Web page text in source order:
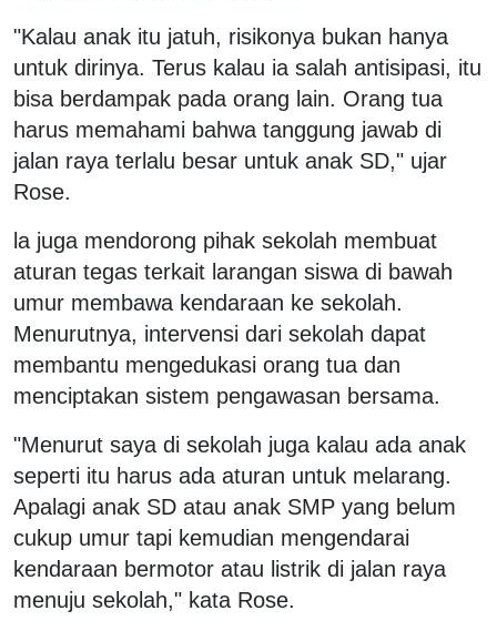
"Kalau anak itu jatuh, risikonya bukan hanya
untuk dirinya. Terus kalau ia salah antisipasi, itu
bisa berdampak pada orang lain. Orang tua
harus memahami bahwa tanggung jawab di
jalan raya terlalu besar untuk anak SD," ujar
Rose.
la juga mendorong pihak sekolah membuat
aturan tegas terkait larangan siswa di bawah
umur membawa kendaraan ke sekolah.
Menurutnya, intervensi dari sekolah dapat
membantu mengedukasi orang tua dan
menciptakan sistem pengawasan bersama.
"Menurut saya di sekolah juga kalau ada anak
seperti itu harus ada aturan untuk melarang.
Apalagi anak SD atau anak SMP yang belum
cukup umur tapi kemudian mengendarai
kendaraan bermotor atau listrik di jalan raya
menuju sekolah," kata Rose.